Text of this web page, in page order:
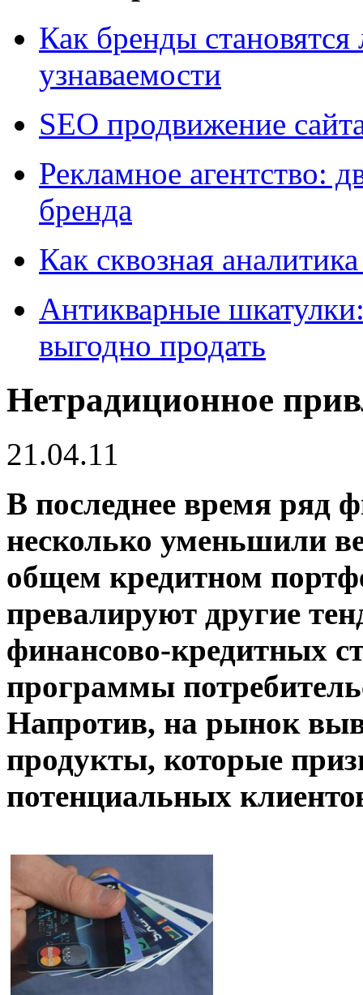
Как бренды
узнаваемости
SEO продвижение
Рекламное агентство:
бренда
Как сквозная
Антикварные
выгодно продать
Нетрадиционное
21.04.11
В последнее время ряд
несколько уменьшили
общем кредитном
превалируют другие
финансово-кредитных
программы
Напротив, на рынок
продукты, которые
потенциальных